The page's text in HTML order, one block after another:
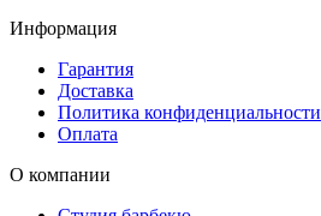
Информация
Гарантия
Доставка
Политика конфиденциальности
Оплата
О компании